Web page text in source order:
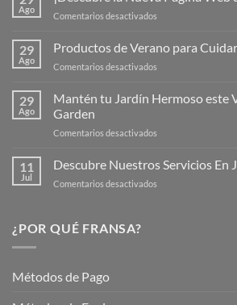
Ago
Comentarios desactivados
Nueva
de
29
Ago
Productos de Verano para
Comentarios desactivados
de
Verano
Plantas
29
Ago
Mantén tu Jardín Hermoso este
Garden
Comentarios desactivados
tu
Jardín
11
Jul
Descubre Nuestros Servicios En
Comentarios desactivados
¿POR QUÉ FRANSA?
Métodos de Pago